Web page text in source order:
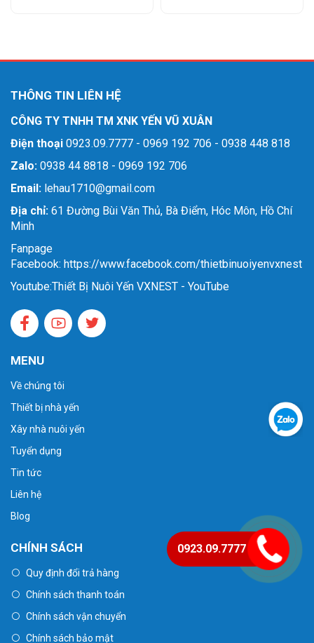
THÔNG TIN LIÊN HỆ
CÔNG TY TNHH TM XNK YẾN VŨ XUÂN
Điện thoại 0923.09.7777 - 0969 192 706 - 0938 448 818
Zalo: 0938 44 8818 - 0969 192 706
Email: lehau1710@gmail.com
Địa chỉ: 61 Đường Bùi Văn Thủ, Bà Điểm, Hóc Môn, Hồ Chí
Minh
Fanpage
Facebook: https://www.facebook.com/thietbinuoiyenvxnest
Youtube:Thiết Bị Nuôi Yến VXNEST - YouTube
MENU
Về chúng tôi
Thiết bị nhà yến
Xây nhà nuôi yến
Tuyển dụng
Tin tức
Liên hệ
Blog
CHÍNH SÁCH
Quy định đổi trả hàng
Chính sách thanh toán
Chính sách vận chuyển
Chính sách bảo mật
0923.09.7777